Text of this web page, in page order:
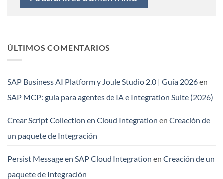
ÚLTIMOS COMENTARIOS
SAP Business AI Platform y Joule Studio 2.0 | Guía 2026en
SAP MCP: guía para agentes de IA e Integration Suite (2026)
Crear Script Collection en Cloud Integration en Creación de
un paquete de Integración
Persist Message en SAP Cloud Integration en Creación de un
paquete de Integración